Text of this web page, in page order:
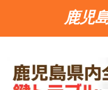
鹿児